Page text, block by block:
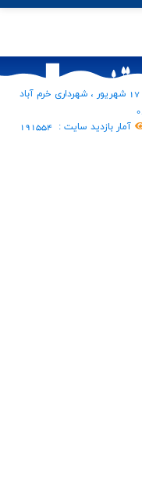
آمار بازدید سایت :
191554